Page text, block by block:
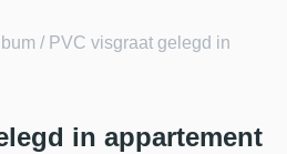
/ PVC visgraat gelegd in
in appartement